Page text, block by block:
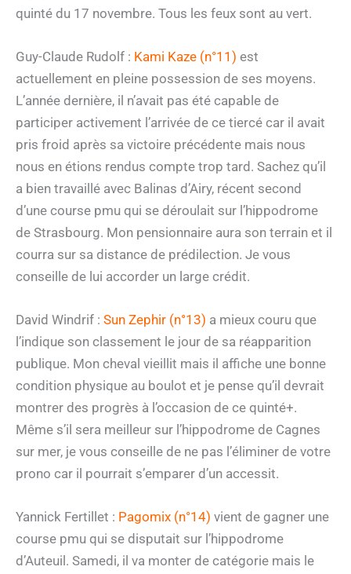
quinté du 17 novembre. Tous les feux sont au vert.
Guy-Claude Rudolf : Kami Kaze (n°11) est
actuellement en pleine possession de ses moyens.
L’année dernière, il n’avait pas été capable de
participer activement l’arrivée de ce tiercé car il avait
pris froid après sa victoire précédente mais nous
nous en étions rendus compte trop tard. Sachez qu’il
a bien travaillé avec Balinas d’Airy, récent second
d’une course pmu qui se déroulait sur l’hippodrome
de Strasbourg. Mon pensionnaire aura son terrain et il
courra sur sa distance de prédilection. Je vous
conseille de lui accorder un large crédit.
David Windrif : Sun Zephir (n°13) a mieux couru que
l’indique son classement le jour de sa réapparition
publique. Mon cheval vieillit mais il affiche une bonne
condition physique au boulot et je pense qu’il devrait
montrer des progrès à l’occasion de ce quinté+.
Même s’il sera meilleur sur l’hippodrome de Cagnes
sur mer, je vous conseille de ne pas l’éliminer de votre
prono car il pourrait s’emparer d’un accessit.
Yannick Fertillet : Pagomix (n°14) vient de gagner une
course pmu qui se disputait sur l’hippodrome
d’Auteuil. Samedi, il va monter de catégorie mais le